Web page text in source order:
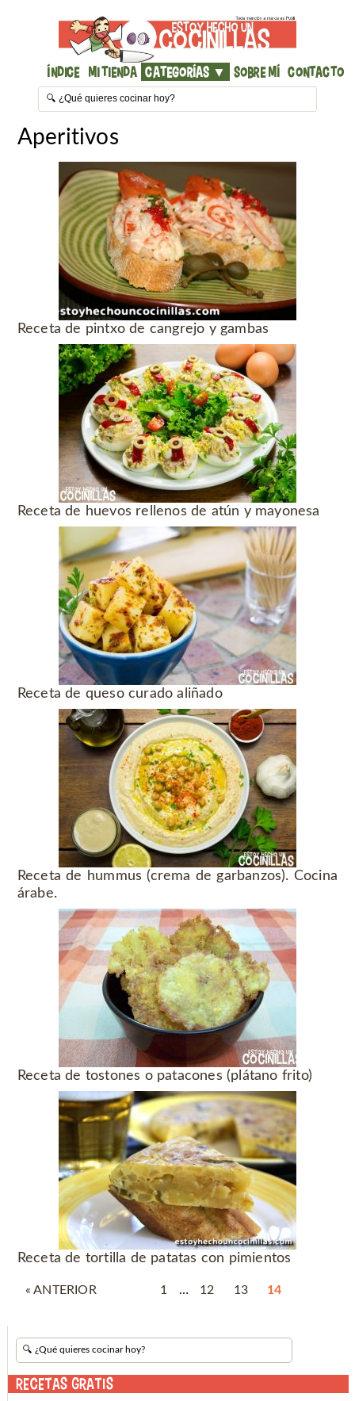
Índice Mi Tienda Categorías ▼ Sobre mí Contacto
Aperitivos
Receta de pintxo de cangrejo y gambas
Receta de huevos rellenos de atún y mayonesa
Receta de queso curado aliñado
Receta de hummus (crema de garbanzos). Cocina
árabe.
Receta de tostones o patacones (plátano frito)
Receta de tortilla de patatas con pimientos
« ANTERIOR 1 … 12 13 14
RECETAS GRATIS